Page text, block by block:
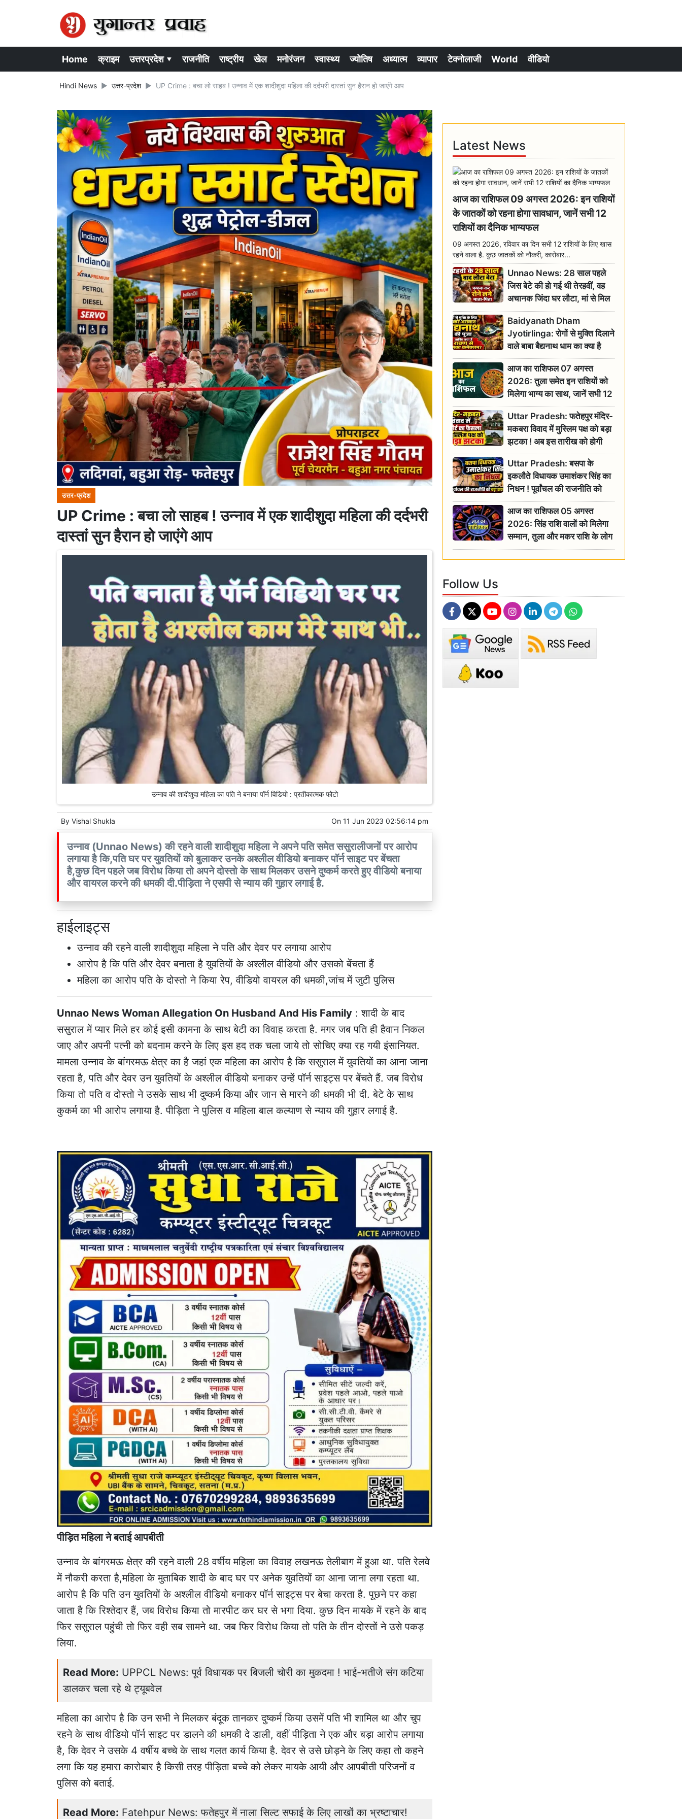
Home क्राइम उत्तरप्रदेश ▾ राजनीति राष्ट्रीय खेल मनोरंजन स्वास्थ्य ज्योतिष अध्यात्म व्यापार टेक्नोलाजी World वीडियो
Hindi News उत्तर-प्रदेश UP Crime : बचा लो साहब ! उन्नाव में एक शादीशुदा महिला की दर्दभरी दास्तां सुन हैरान हो जाएंगे आप
उत्तर-प्रदेश
UP Crime : बचा लो साहब ! उन्नाव में एक शादीशुदा महिला की दर्दभरी
दास्तां सुन हैरान हो जाएंगे आप
उन्नाव की शादीशुदा महिला का पति ने बनाया पॉर्न विडियो : प्रतीकात्मक फोटो
By Vishal Shukla On 11 Jun 2023 02:56:14 pm
उन्नाव (Unnao News) की रहने वाली शादीशुदा महिला ने अपने पति समेत ससुरालीजनों पर आरोप
लगाया है कि,पति घर पर युवतियों को बुलाकर उनके अश्लील वीडियो बनाकर पॉर्न साइट पर बेंचता
है,कुछ दिन पहले जब विरोध किया तो अपने दोस्तो के साथ मिलकर उसने दुष्कर्म करते हुए वीडियो बनाया
और वायरल करने की धमकी दी.पीड़िता ने एसपी से न्याय की गुहार लगाई है.
हाईलाइट्स
उन्नाव की रहने वाली शादीशुदा महिला ने पति और देवर पर लगाया आरोप
आरोप है कि पति और देवर बनाता है युवतियों के अश्लील वीडियो और उसको बेंचता हैं
महिला का आरोप पति के दोस्तो ने किया रेप, वीडियो वायरल की धमकी,जांच में जुटी पुलिस
Unnao News Woman Allegation On Husband And His Family : शादी के बाद
ससुराल में प्यार मिले हर कोई इसी कामना के साथ बेटी का विवाह करता है. मगर जब पति ही हैवान निकल
जाए और अपनी पत्नी को बदनाम करने के लिए इस हद तक चला जाये तो सोचिए क्या रह गयी इंसानियत.
मामला उन्नाव के बांगरमऊ क्षेत्र का है जहां एक महिला का आरोप है कि ससुराल में युवतियों का आना जाना
रहता है, पति और देवर उन युवतियों के अश्लील वीडियो बनाकर उन्हें पॉर्न साइट्स पर बेंचते हैं. जब विरोध
किया तो पति व दोस्तो ने उसके साथ भी दुष्कर्म किया और जान से मारने की धमकी भी दी. बेटे के साथ
कुकर्म का भी आरोप लगाया है. पीड़िता ने पुलिस व महिला बाल कल्याण से न्याय की गुहार लगाई है.
पीड़ित महिला ने बताई आपबीती
उन्नाव के बांगरमऊ क्षेत्र की रहने वाली 28 वर्षीय महिला का विवाह लखनऊ तेलीबाग में हुआ था. पति रेलवे
में नौकरी करता है,महिला के मुताबिक शादी के बाद घर पर अनेक युवतियों का आना जाना लगा रहता था.
आरोप है कि पति उन युवतियों के अश्लील वीडियो बनाकर पॉर्न साइट्स पर बेचा करता है. पूछने पर कहा
जाता है कि रिश्तेदार हैं, जब विरोध किया तो मारपीट कर घर से भगा दिया. कुछ दिन मायके में रहने के बाद
फिर ससुराल पहुंची तो फिर वही सब सामने था. जब फिर विरोध किया तो पति के तीन दोस्तों ने उसे पकड़
लिया.
Read More: UPPCL News: पूर्व विधायक पर बिजली चोरी का मुकदमा ! भाई-भतीजे संग कटिया
डालकर चला रहे थे ट्यूबवेल
महिला का आरोप है कि उन सभी ने मिलकर बंदूक तानकर दुष्कर्म किया उसमें पति भी शामिल था और चुप
रहने के साथ वीडियो पॉर्न साइट पर डालने की धमकी दे डाली, वहीं पीड़िता ने एक और बड़ा आरोप लगाया
है, कि देवर ने उसके 4 वर्षीय बच्चे के साथ गलत कार्य किया है. देवर से उसे छोड़ने के लिए कहा तो कहने
लगा कि यह हमारा कारोबार है किसी तरह पीड़िता बच्चे को लेकर मायके आयी और आपबीती परिजनों व
पुलिस को बताई.
Read More: Fatehpur News: फतेहपुर में नाला सिल्ट सफाई के लिए लाखों का भ्रष्टाचार!
Latest News
आज का राशिफल 09 अगस्त 2026: इन राशियों
के जातकों को रहना होगा सावधान, जानें सभी 12
राशियों का दैनिक भाग्यफल
09 अगस्त 2026, रविवार का दिन सभी 12 राशियों के लिए खास
रहने वाला है. कुछ जातकों को नौकरी, कारोबार...
Unnao News: 28 साल पहले
जिस बेटे की हो गई थी तेरहवीं, वह
अचानक जिंदा घर लौटा, मां से मिल
छलक पड़े आंसू
Baidyanath Dham
Jyotirlinga: रोगों से मुक्ति दिलाने
वाले बाबा बैद्यनाथ धाम का क्या है
रावण से संबंध? जानिए ज्योतिर्लिंग की
महिमा
आज का राशिफल 07 अगस्त
2026: तुला समेत इन राशियों को
मिलेगा भाग्य का साथ, जानें सभी 12
राशियों का दैनिक भाग्यफल
Uttar Pradesh: फतेहपुर मंदिर-
मकबरा विवाद में मुस्लिम पक्ष को बड़ा
झटका ! अब इस तारीख को होगी
सुनवाई
Uttar Pradesh: बसपा के
इकलौते विधायक उमाशंकर सिंह का
निधन ! पूर्वांचल की राजनीति को
बड़ा झटका, योगी ने जताया दुःख
आज का राशिफल 05 अगस्त
2026: सिंह राशि वालों को मिलेगा
सम्मान, तुला और मकर राशि के लोग
रहें सतर्क
Follow Us